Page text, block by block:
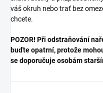
váš okruh nebo trať bez
chcete.
POZOR! Při odstraňování
buďte opatrní, protože
se doporučuje osobám